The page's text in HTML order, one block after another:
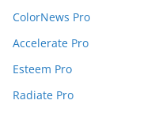
ColorNews Pro
Accelerate Pro
Esteem Pro
Radiate Pro